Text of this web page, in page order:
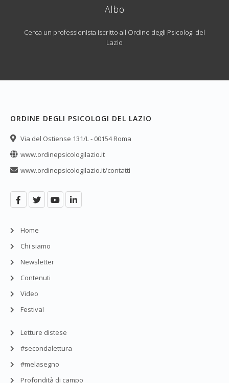
Albo
Cerca un professionista iscritto all'Ordine degli Psicologi del
Lazio
ORDINE DEGLI PSICOLOGI DEL LAZIO
Via del Ostiense 131/L - 00154 Roma
www.ordinepsicologilazio.it
www.ordinepsicologilazio.it/contatti
Home
Chi siamo
Newsletter
Contenuti
Video
Festival
Letture distese
#secondalettura
#melasegno
Profondità di campo